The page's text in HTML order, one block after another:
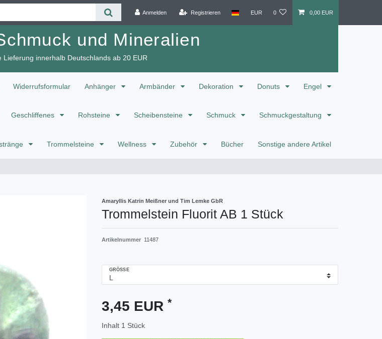
Anmelden Registrieren EUR 0 0,00 EUR
und Mineralien
Lieferung innerhalb Deutschlands ab 20 EUR
Widerrufsformular Anhänger Armbänder Dekoration Donuts Engel
Geschliffenes Rohsteine Scheibensteine Schmuck Schmuckgestaltung
Trommelsteine Wellness Zubehör Bücher Sonstige andere Artikel
Amaryllis Katrin Meißner und Tim Lemke GbR
Trommelstein Fluorit AB 1 Stück
Artikelnummer 11487
GRÖSSE
3,45 EUR *
Inhalt 1 Stück